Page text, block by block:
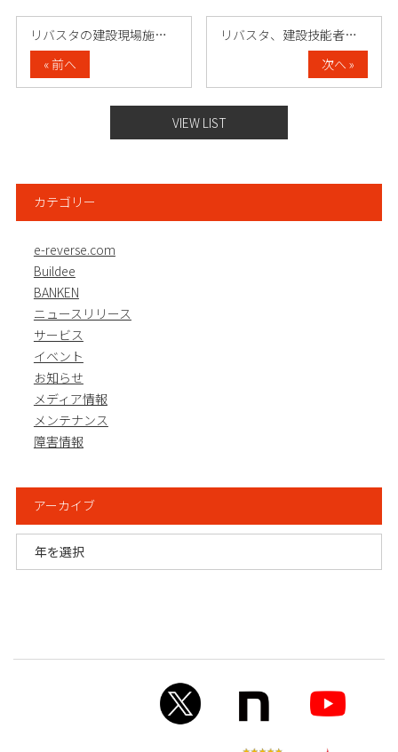
リバスタの建設現場施工管理サービス「Bu……
« 前へ
リバスタ、建設技能者向けポイントサービス……
次へ »
VIEW LIST
カテゴリー
e-reverse.com
Buildee
BANKEN
ニュースリリース
サービス
イベント
お知らせ
メディア情報
メンテナンス
障害情報
アーカイブ